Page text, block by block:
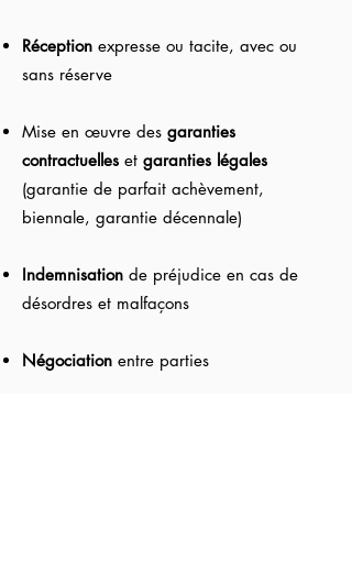
Réception expresse ou tacite, avec ou
sans réserve
Mise en œuvre des garanties
contractuelles et garanties légales
(garantie de parfait achèvement,
biennale, garantie décennale)
Indemnisation de préjudice en cas de
désordres et malfaçons
Négociation entre parties